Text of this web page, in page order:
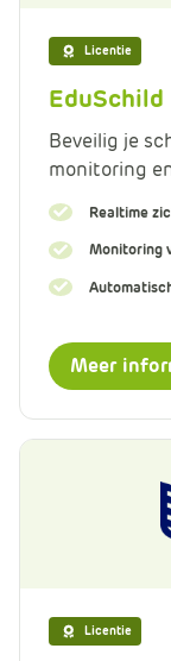
Licentie
Beveilig je
monitoring
Realtime
Monitoring
Meer
Licentie